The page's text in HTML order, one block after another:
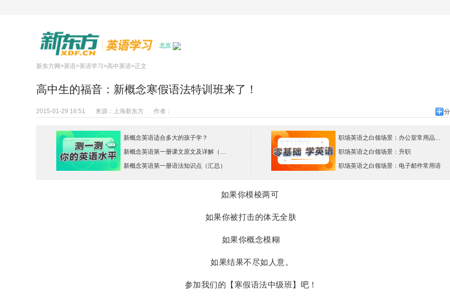
北京
新东方网>英语>英语学习 >高中英语>正文
高中生的福音：新概念寒假语法特训班来了！
2015-01-29 16:51 来源： 上海新东方 作者：
新概念英语适合多大的孩子学？
新概念英语第一册课文原文及详解（汇总）
新概念英语第一册语法知识点（汇总）
职场英语之白领场景：办公室常用品英语表达
职场英语之白领场景：升职
职场英语之白领场景：电子邮件常用语
如果你模棱两可
如果你被打击的体无全肤
如果你概念模糊
如果结果不尽如人意。
参加我们的【寒假语法中级班】吧！